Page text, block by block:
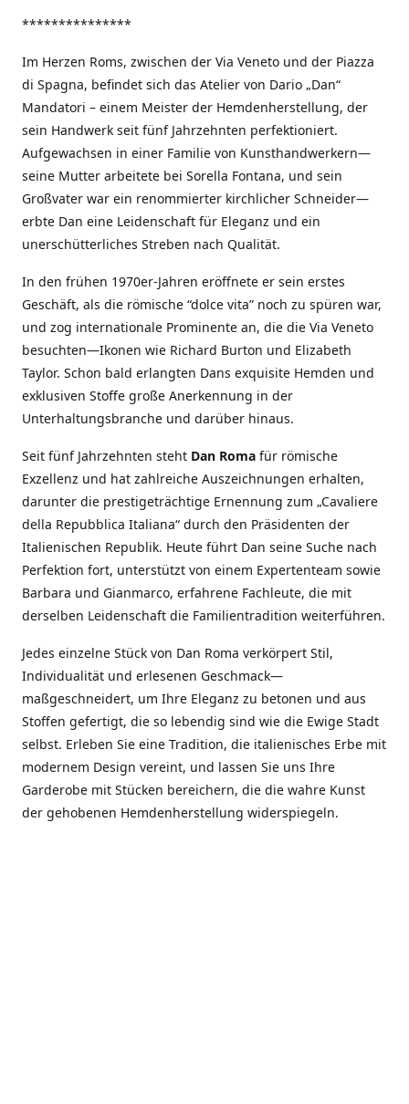
***************
Im Herzen Roms, zwischen der Via Veneto und der Piazza
di Spagna, befindet sich das Atelier von Dario „Dan“
Mandatori – einem Meister der Hemdenherstellung, der
sein Handwerk seit fünf Jahrzehnten perfektioniert.
Aufgewachsen in einer Familie von Kunsthandwerkern—
seine Mutter arbeitete bei Sorella Fontana, und sein
Großvater war ein renommierter kirchlicher Schneider—
erbte Dan eine Leidenschaft für Eleganz und ein
unerschütterliches Streben nach Qualität.
In den frühen 1970er-Jahren eröffnete er sein erstes
Geschäft, als die römische “dolce vita” noch zu spüren war,
und zog internationale Prominente an, die die Via Veneto
besuchten—Ikonen wie Richard Burton und Elizabeth
Taylor. Schon bald erlangten Dans exquisite Hemden und
exklusiven Stoffe große Anerkennung in der
Unterhaltungsbranche und darüber hinaus.
Seit fünf Jahrzehnten steht Dan Roma für römische
Exzellenz und hat zahlreiche Auszeichnungen erhalten,
darunter die prestigeträchtige Ernennung zum „Cavaliere
della Repubblica Italiana“ durch den Präsidenten der
Italienischen Republik. Heute führt Dan seine Suche nach
Perfektion fort, unterstützt von einem Expertenteam sowie
Barbara und Gianmarco, erfahrene Fachleute, die mit
derselben Leidenschaft die Familientradition weiterführen.
Jedes einzelne Stück von Dan Roma verkörpert Stil,
Individualität und erlesenen Geschmack—
maßgeschneidert, um Ihre Eleganz zu betonen und aus
Stoffen gefertigt, die so lebendig sind wie die Ewige Stadt
selbst. Erleben Sie eine Tradition, die italienisches Erbe mit
modernem Design vereint, und lassen Sie uns Ihre
Garderobe mit Stücken bereichern, die die wahre Kunst
der gehobenen Hemdenherstellung widerspiegeln.